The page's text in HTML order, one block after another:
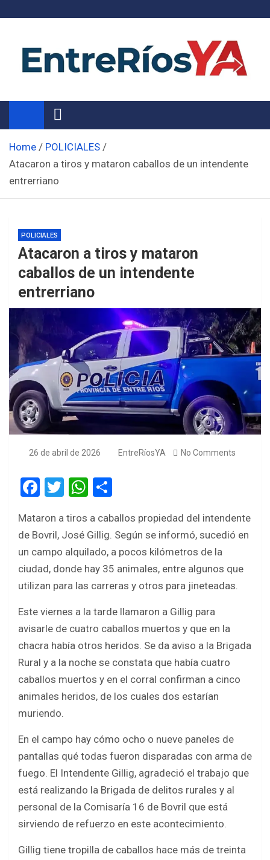
Noticias de Entre Ríos
Información de toda la provincia ahora
Home
POLICIALES
Atacaron a tiros y mataron caballos de un intendente
entrerriano
POLICIALES
Atacaron a tiros y mataron
caballos de un intendente
entrerriano
26 de abril de 2026 EntreRíosYA No Comments
F
ce
b
o
o
k
T
tt
er
W
at
s
A
p
p
ar
e
Mataron a tiros a caballos propiedad del intendente
de Bovril, José Gillig. Según se informó, sucedió en
un campo alquilado, a pocos kilómetros de la
ciudad, donde hay 35 animales, entre algunos que
utilizan para las carreras y otros para jineteadas.
Este viernes a la tarde llamaron a Gillig para
avisarle de cuatro caballos muertos y que en la
chacra había otros heridos. Se da aviso a la Brigada
Rural y a la noche se constata que había cuatro
caballos muertos y en el corral confirman a cinco
animales heridos, de los cuales dos estarían
muriendo.
En el campo hay cómo ocho o nueve paneles de
pantallas qué todas fueron disparadas con arma de
fuego. El Intendente Gillig, agradeció el trabajo que
está realizando la Brigada de delitos rurales y al
personal de la Comisaría 16 de Bovril que está
sirviendo de refuerzo en este acontecimiento.
Gillig tiene tropilla de caballos hace más de treinta